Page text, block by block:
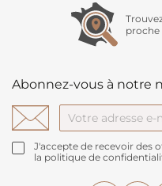
proche
Abonnez-vous à notre
J'accepte de recevoir des
la politique de